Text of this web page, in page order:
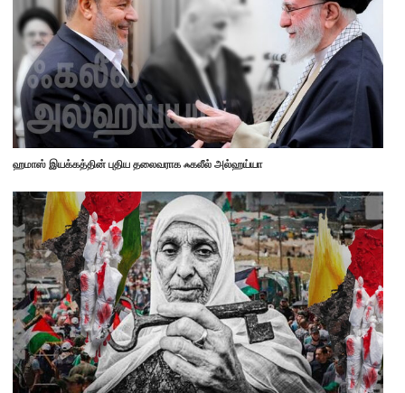
ஹமாஸ் இயக்கத்தின் புதிய தலைவராக ஃகலீல் அல்ஹய்யா